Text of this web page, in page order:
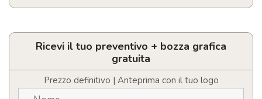
Premio
sfera
personalizzabile
quantità
Ricevi il tuo preventivo + bozza grafica
gratuita
Prezzo definitivo | Anteprima con il tuo logo